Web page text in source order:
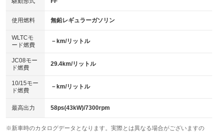
：装備あり
100V電源
：装備なし
センターデフロック
：装備なし
電動格納ミラー
：装備あり
HID(キセノンライト)
バックカメラ
エアロ
：装備なし
ローダウン
：装備なし
ベンチシート
：装備なし
チップアップシート
：装備なし
電動格納サードシート
：装備なし シートヒーター
：装備あり
使用燃料 無鉛レギュラーガソリン
WLTCモ
ード燃費
－km/リットル
JC08モー
ド燃費
29.4km/リットル
10/15モー
ド燃費
－km/リットル
最高出力 58ps(43kW)/7300rpm
※新車時のカタログデータとなります。実際とは異なる場合がございますの